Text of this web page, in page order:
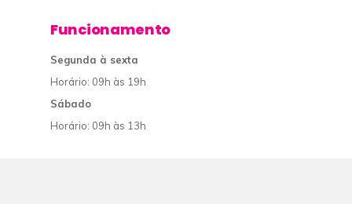
Funcionamento
Segunda à sexta
Horário: 09h às 19h
Sábado
Horário: 09h às 13h